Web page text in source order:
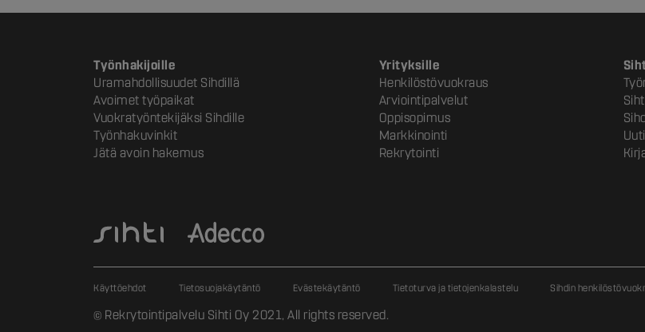
Työnhakijoille
Uramahdollisuudet Sihdillä
Avoimet työpaikat
Vuokratyöntekijäksi Sihdille
Työnhakuvinkit
Jätä avoin hakemus
Yrityksille
Henkilöstövuokraus
Arviointipalvelut
Oppisopimus
Markkinointi
Rekrytointi
Käyttöehdot Tietosuojakäytäntö Evästekäytäntö Tietoturva ja tietojenkalastelu Sihdin
© Rekrytointipalvelu Sihti Oy 2021, All rights reserved.